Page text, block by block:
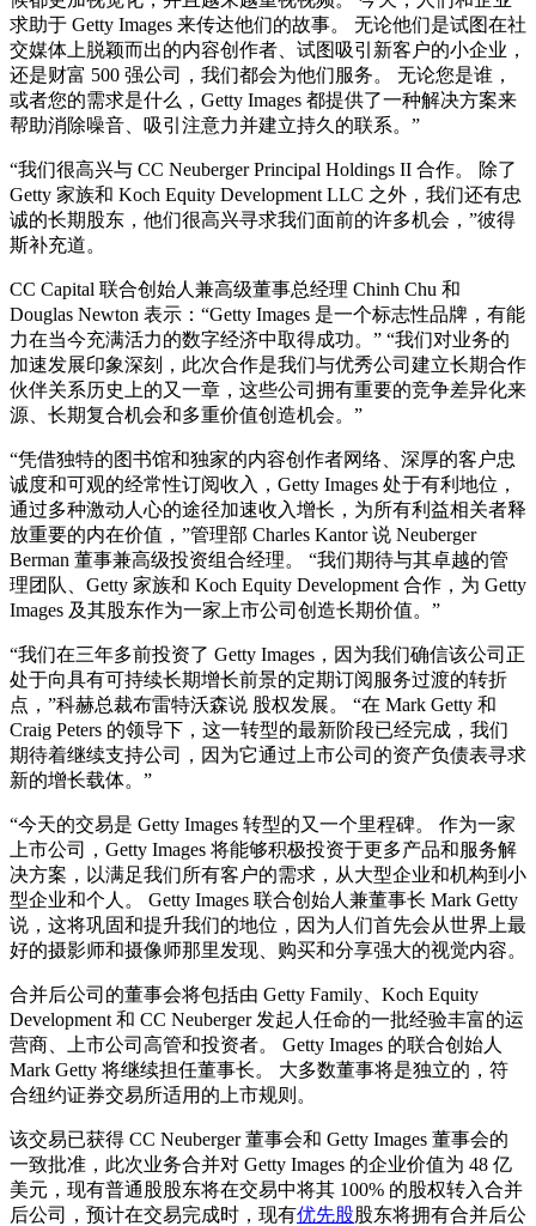
求助于 Getty Images 来传达他们的故事。 无论他们是试图在社
交媒体上脱颖而出的内容创作者、试图吸引新客户的小企业，
还是财富 500 强公司，我们都会为他们服务。 无论您是谁，
或者您的需求是什么，Getty Images 都提供了一种解决方案来
帮助消除噪音、吸引注意力并建立持久的联系。”
“我们很高兴与 CC Neuberger Principal Holdings II 合作。 除了
Getty 家族和 Koch Equity Development LLC 之外，我们还有忠
诚的长期股东，他们很高兴寻求我们面前的许多机会，”彼得
斯补充道。
CC Capital 联合创始人兼高级董事总经理 Chinh Chu 和
Douglas Newton 表示：“Getty Images 是一个标志性品牌，有能
力在当今充满活力的数字经济中取得成功。” “我们对业务的
加速发展印象深刻，此次合作是我们与优秀公司建立长期合作
伙伴关系历史上的又一章，这些公司拥有重要的竞争差异化来
源、长期复合机会和多重价值创造机会。”
“凭借独特的图书馆和独家的内容创作者网络、深厚的客户忠
诚度和可观的经常性订阅收入，Getty Images 处于有利地位，
通过多种激动人心的途径加速收入增长，为所有利益相关者释
放重要的内在价值，”管理部 Charles Kantor 说 Neuberger
Berman 董事兼高级投资组合经理。 “我们期待与其卓越的管
理团队、Getty 家族和 Koch Equity Development 合作，为 Getty
Images 及其股东作为一家上市公司创造长期价值。”
“我们在三年多前投资了 Getty Images，因为我们确信该公司正
处于向具有可持续长期增长前景的定期订阅服务过渡的转折
点，”科赫总裁布雷特沃森说 股权发展。 “在 Mark Getty 和
Craig Peters 的领导下，这一转型的最新阶段已经完成，我们
期待着继续支持公司，因为它通过上市公司的资产负债表寻求
新的增长载体。”
“今天的交易是 Getty Images 转型的又一个里程碑。 作为一家
上市公司，Getty Images 将能够积极投资于更多产品和服务解
决方案，以满足我们所有客户的需求，从大型企业和机构到小
型企业和个人。 Getty Images 联合创始人兼董事长 Mark Getty
说，这将巩固和提升我们的地位，因为人们首先会从世界上最
好的摄影师和摄像师那里发现、购买和分享强大的视觉内容。
合并后公司的董事会将包括由 Getty Family、Koch Equity
Development 和 CC Neuberger 发起人任命的一批经验丰富的运
营商、上市公司高管和投资者。 Getty Images 的联合创始人
Mark Getty 将继续担任董事长。 大多数董事将是独立的，符
合纽约证券交易所适用的上市规则。
该交易已获得 CC Neuberger 董事会和 Getty Images 董事会的
一致批准，此次业务合并对 Getty Images 的企业价值为 48 亿
美元，现有普通股股东将在交易中将其 100% 的股权转入合并
后公司，预计在交易完成时，现有优先股股东将拥有合并后公